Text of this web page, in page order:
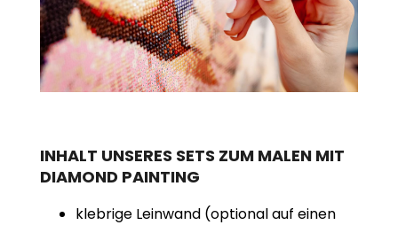
INHALT UNSERES SETS ZUM MALEN MIT
DIAMOND PAINTING
klebrige Leinwand (optional auf einen